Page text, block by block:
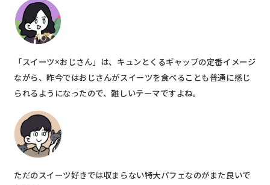
「スイーツ×おじさん」は、キュンとくるギャップの定番イメージ
ながら、昨今ではおじさんがスイーツを食べることも普通に感じ
られるようになったので、難しいテーマですよね。
ただのスイーツ好きでは収まらない特大パフェなのがまた良いで